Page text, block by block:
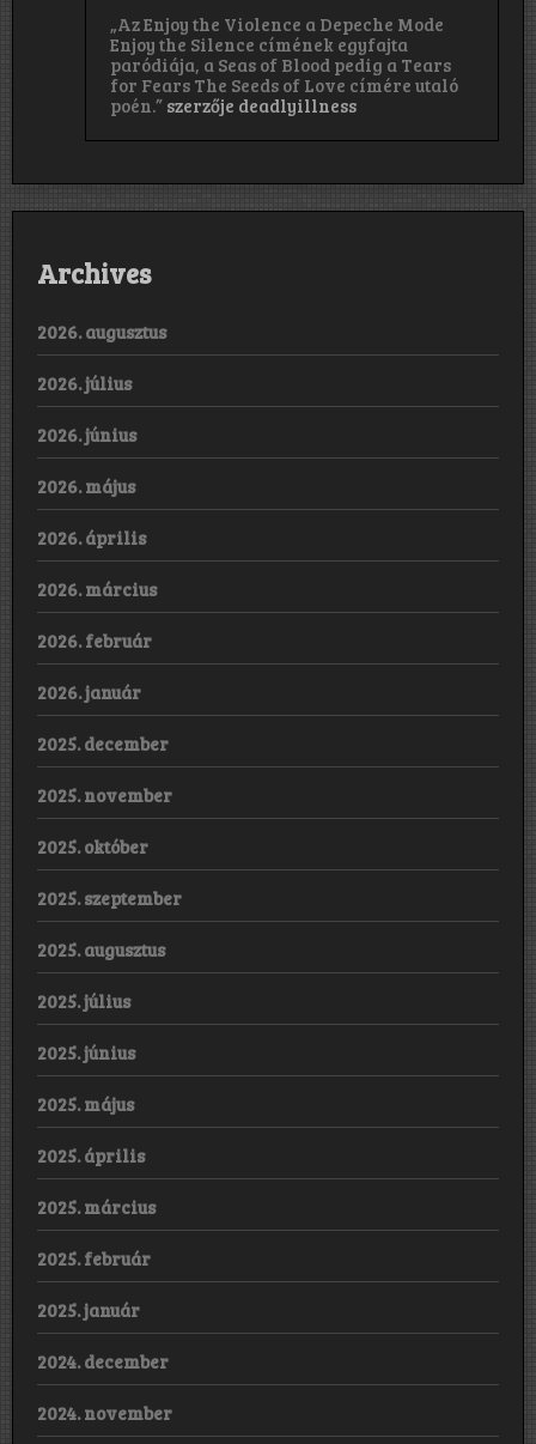
„Az Enjoy the Violence a Depeche Mode
Enjoy the Silence címének egyfajta
paródiája, a Seas of Blood pedig a Tears
for Fears The Seeds of Love címére utaló
poén.” szerzője deadlyillness
Archives
2026. augusztus
2026. július
2026. június
2026. május
2026. április
2026. március
2026. február
2026. január
2025. december
2025. november
2025. október
2025. szeptember
2025. augusztus
2025. július
2025. június
2025. május
2025. április
2025. március
2025. február
2025. január
2024. december
2024. november